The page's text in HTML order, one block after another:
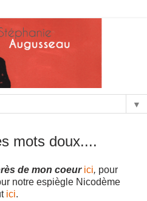
▼
mots doux....
de mon coeur ici, pour
notre espiègle Nicodème
ici.